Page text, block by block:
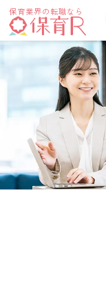
保育業界の転職なら